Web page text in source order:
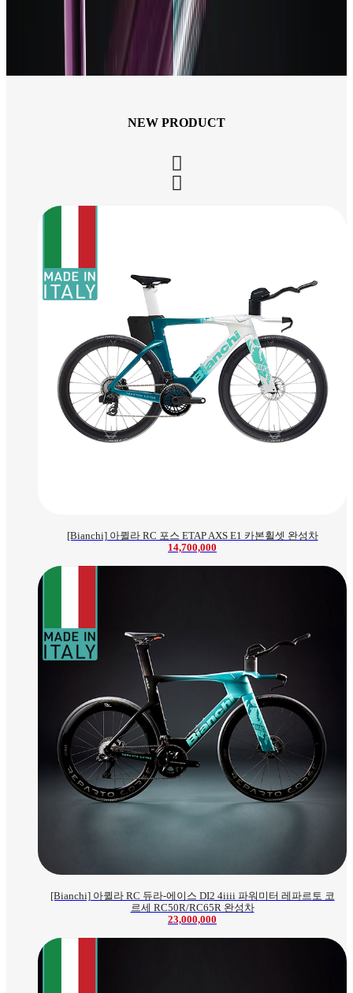
NEW PRODUCT
[Bianchi] 아퀼라 RC 포스 ETAP AXS E1 카본휠셋 완성차
14,700,000
[Bianchi] 아퀼라 RC 듀라-에이스 DI2 4iiii 파워미터 레파르토 코
르세 RC50R/RC65R 완성차
23,000,000